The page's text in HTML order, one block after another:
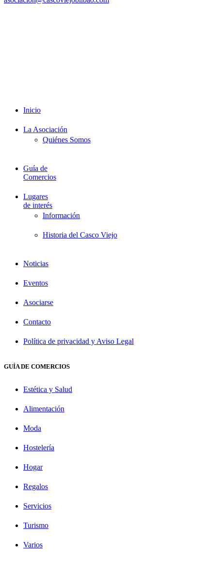
Inicio
La Asociación
Quiénes Somos
Guía de
Comercios
Lugares
de interés
Información
Historia del Casco Viejo
Noticias
Eventos
Asociarse
Contacto
Política de privacidad y Aviso Legal
GUÍA DE COMERCIOS
Estética y Salud
Alimentación
Moda
Hostelería
Hogar
Regalos
Servicios
Turismo
Varios